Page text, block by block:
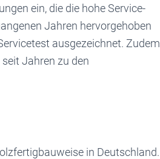
ein, die die hohe Service-
Jahren hervorgehoben
ausgezeichnet. Zudem
Jahren zu den
in Deutschland.